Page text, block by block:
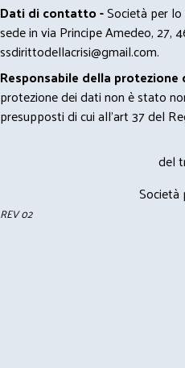
Dati di contatto -Società per
sede in via Principe Amedeo, 27,
ssdirittodellacrisi@gmail.com.
Responsabile della
protezione dei dati non è stato
presupposti di cui all’art 37 del
del
REV 02